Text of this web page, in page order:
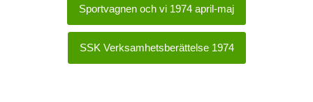
Sportvagnen och vi 1974 april-maj
SSK Verksamhetsberättelse 1974